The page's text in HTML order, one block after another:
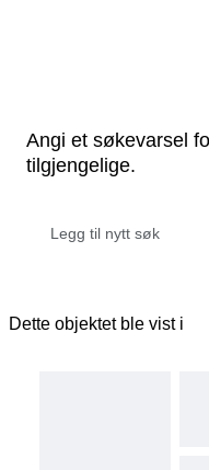
Angi et søkevarsel
tilgjengelige.
Dette objektet ble vist i